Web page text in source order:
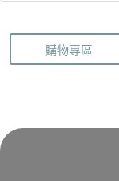
購物專區